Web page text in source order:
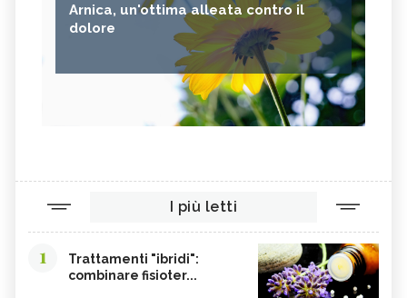
Arnica, un'ottima alleata contro il
dolore
I più letti
1
Trattamenti "ibridi":
combinare fisioter...